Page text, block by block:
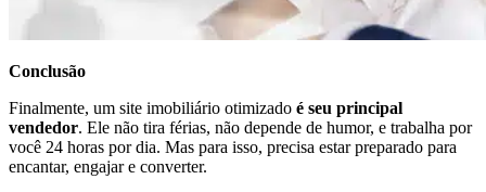
Conclusão
Finalmente, um site imobiliário otimizado é seu principal
vendedor. Ele não tira férias, não depende de humor, e trabalha por
você 24 horas por dia. Mas para isso, precisa estar preparado para
encantar, engajar e converter.